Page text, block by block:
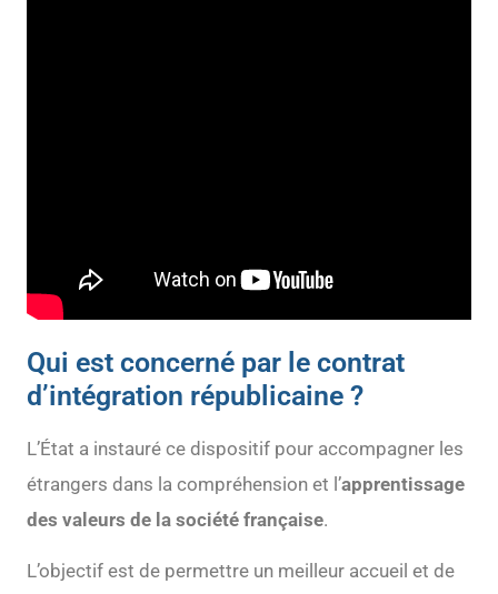
Qui est concerné par le contrat
d’intégration républicaine ?
L’État a instauré ce dispositif pour accompagner les
étrangers dans la compréhension et l’apprentissage
des valeurs de la société française.
L’objectif est de permettre un meilleur accueil et de